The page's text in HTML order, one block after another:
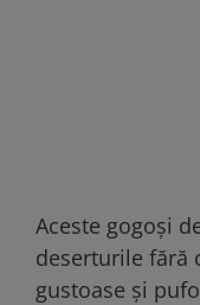
Aceste gogoși
deserturile fără
gustoase și